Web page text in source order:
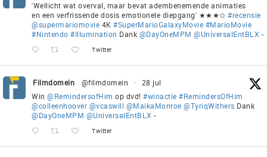
'Wellicht wat overval, maar bevat adembenemende animaties
en een verfrissende dosis emotionele diepgang' ★★★✩ #recensie
@supermariomovie 4K #SuperMarioGalaxyMovie #MarioMovie
#Nintendo #Illumination Dank @DayOneMPM @UniversalEntBLX -
Twitter
Filmdomein @filmdomein ·
28 jul
Win @RemindersofHim op dvd! #winactie #RemindersOfHim
@colleenhoover @vcaswill @MaikaMonroe @TyriqWithers Dank
@DayOneMPM @UniversalEntBLX -
Twitter